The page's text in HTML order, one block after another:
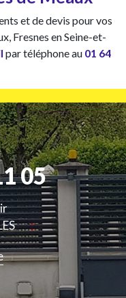
et de devis pour vos
Fresnes en Seine-et-
par téléphone au 01 64
05